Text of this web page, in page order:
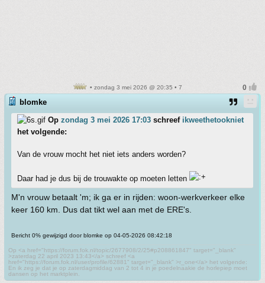
• zondag 3 mei 2026 @ 20:35 • 7
blomke
Op zondag 3 mei 2026 17:03 schreef ikweethetookniet
het volgende:
Van de vrouw mocht het niet iets anders worden?
Daar had je dus bij de trouwakte op moeten letten
M'n vrouw betaalt 'm; ik ga er in rijden: woon-werkverkeer elke
keer 160 km. Dus dat tikt wel aan met de ERE's.
Bericht 0% gewijzigd door blomke op 04-05-2026 08:42:18
Op <a href="https://forum.fok.nl/topic/2677908/2/25#p208861847" target="_blank"
>zaterdag 22 april 2023 13:43</a> schreef <a
href="https://forum.fok.nl/user/profile/62881" target="_blank" >r_one</a> het volgende:
En ik zeg je dat je op zaterdagmiddag van 2 tot 4 in je poedelnaakie de horlepiep moet
dansen op het marktplein.